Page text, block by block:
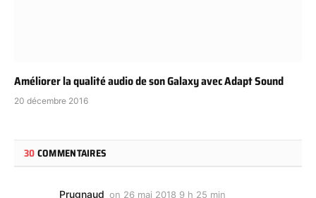
Améliorer la qualité audio de son Galaxy avec Adapt Sound
20 décembre 2016
30COMMENTAIRES
Prugnaud on 26 mai 2018 9 h 25 min